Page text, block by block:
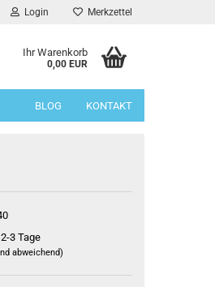
Login Merkzettel
Ihr Warenkorb
0,00 EUR
BLOG KONTAKT
3 Tage
abweichend)